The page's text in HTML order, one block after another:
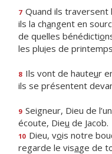
7 Quand ils traversent
ils la changent en
de quelles bénédictio
les pluies de
8 Ils vont de hauteur
ils se présentent
9 Seigneur, Dieu de
écoute, Dieu de Jacob.
10 Dieu, vois notre
regarde le visage de